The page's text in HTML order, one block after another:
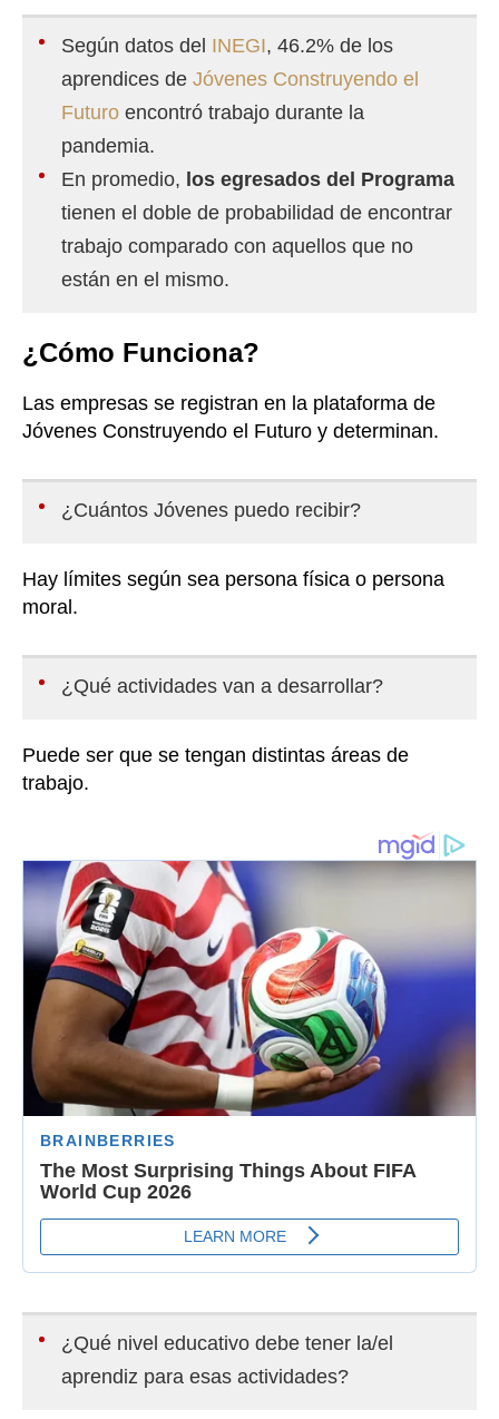
Según datos del INEGI, 46.2% de los
aprendices de Jóvenes Construyendo el
Futuro encontró trabajo durante la
pandemia.
En promedio, los egresados del Programa
tienen el doble de probabilidad de encontrar
trabajo comparado con aquellos que no
están en el mismo.
¿Cómo Funciona?
Las empresas se registran en la plataforma de
Jóvenes Construyendo el Futuro y determinan.
¿Cuántos Jóvenes puedo recibir?
Hay límites según sea persona física o persona
moral.
¿Qué actividades van a desarrollar?
Puede ser que se tengan distintas áreas de
trabajo.
¿Qué nivel educativo debe tener la/el
aprendiz para esas actividades?